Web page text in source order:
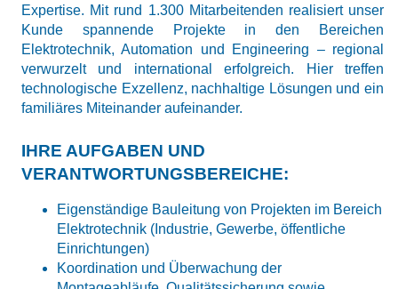
Expertise. Mit rund 1.300 Mitarbeitenden realisiert unser
Kunde spannende Projekte in den Bereichen
Elektrotechnik, Automation und Engineering – regional
verwurzelt und international erfolgreich. Hier treffen
technologische Exzellenz, nachhaltige Lösungen und ein
familiäres Miteinander aufeinander.
IHRE AUFGABEN UND
VERANTWORTUNGSBEREICHE:
Eigenständige Bauleitung von Projekten im Bereich
Elektrotechnik (Industrie, Gewerbe, öffentliche
Einrichtungen)
Koordination und Überwachung der